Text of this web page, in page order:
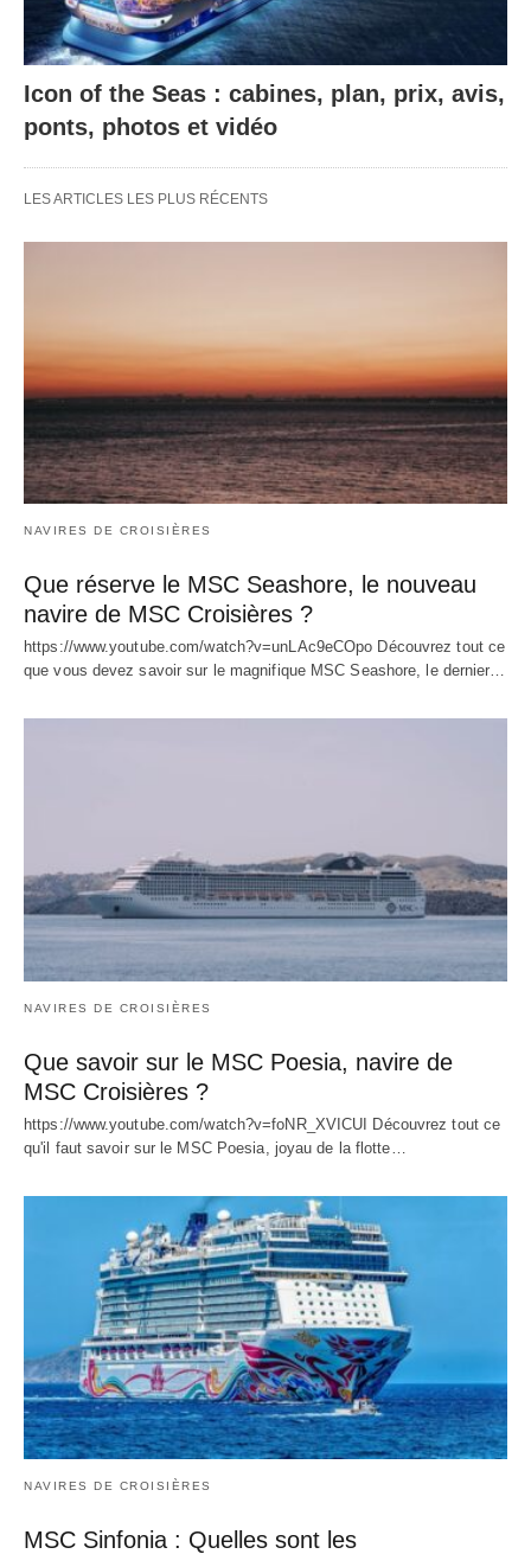
Icon of the Seas : cabines, plan, prix, avis,
ponts, photos et vidéo
LES ARTICLES LES PLUS RÉCENTS
NAVIRES DE CROISIÈRES
Que réserve le MSC Seashore, le nouveau
navire de MSC Croisières ?
https://www.youtube.com/watch?v=unLAc9eCOpo Découvrez tout ce
que vous devez savoir sur le magnifique MSC Seashore, le dernier…
NAVIRES DE CROISIÈRES
Que savoir sur le MSC Poesia, navire de
MSC Croisières ?
https://www.youtube.com/watch?v=foNR_XVICUI Découvrez tout ce
qu'il faut savoir sur le MSC Poesia, joyau de la flotte…
NAVIRES DE CROISIÈRES
MSC Sinfonia : Quelles sont les